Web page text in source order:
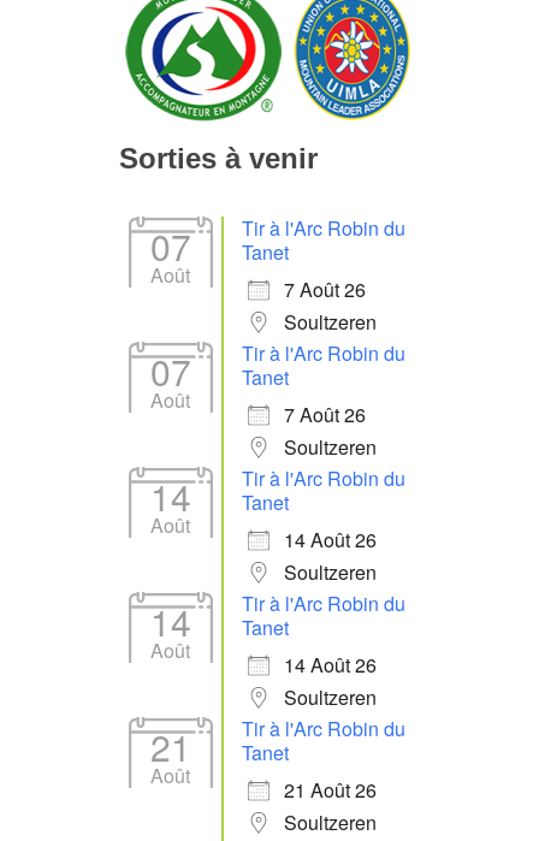
Sorties à venir
07
Août
Tir à l'Arc Robin du
Tanet
7 Août 26
Soultzeren
07
Août
Tir à l'Arc Robin du
Tanet
7 Août 26
Soultzeren
14
Août
Tir à l'Arc Robin du
Tanet
14 Août 26
Soultzeren
14
Août
Tir à l'Arc Robin du
Tanet
14 Août 26
Soultzeren
21
Août
Tir à l'Arc Robin du
Tanet
21 Août 26
Soultzeren